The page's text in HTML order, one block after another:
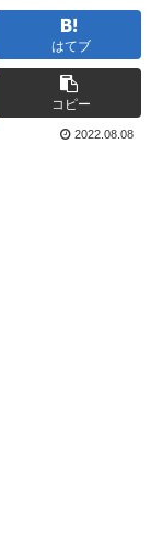
はてブ
コピー
2022.08.08